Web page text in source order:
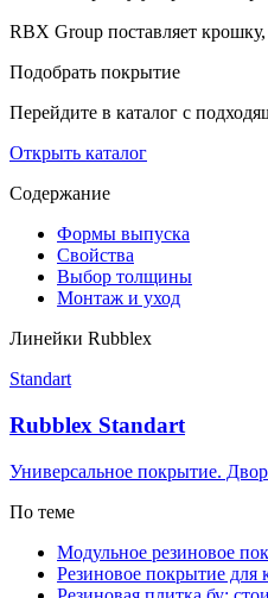
RBX Group поставляет
Подобрать покрытие
Перейдите в каталог с
Открыть каталог
Содержание
Формы выпуска
Свойства
Выбор толщины
Монтаж и уход
Линейки Rubblex
Standart
Rubblex Standart
Универсальное покрытие.
По теме
Модульное резиновое
Резиновое покрытие для